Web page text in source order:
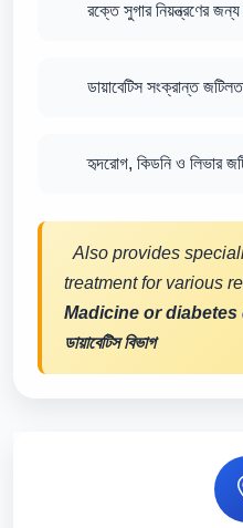
রক্তে সুগার নিয়ন্ত্রণের
ডায়াবেটিস সংক্রান্ত
হৃদরোগ, কিডনি ও লিভার
Also provides
treatment for various
Madicine or diabetes
ডায়াবেটিস বিভাগ